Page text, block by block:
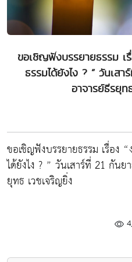
ขอเชิญฟังบรรยายธรรม เ
ธรรมได้ยังไง ? ” วันเส
อาจารย์ธีรยุ
ขอเชิญฟังบรรยายธรรม เรื่อง
ได้ยังไง ? ” วันเสาร์ที่ 21 กัน
ยุทธ เวชเจริญยิ่ง